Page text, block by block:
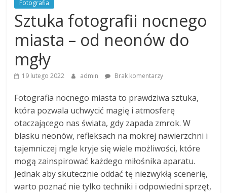
Fotografia
Sztuka fotografii nocnego
miasta – od neonów do
mgły
19 lutego 2022 admin Brak komentarzy
Fotografia nocnego miasta to prawdziwa sztuka,
która pozwala uchwycić magię i atmosferę
otaczającego nas świata, gdy zapada zmrok. W
blasku neonów, refleksach na mokrej nawierzchni i
tajemniczej mgle kryje się wiele możliwości, które
mogą zainspirować każdego miłośnika aparatu.
Jednak aby skutecznie oddać tę niezwykłą scenerię,
warto poznać nie tylko techniki i odpowiedni sprzęt,